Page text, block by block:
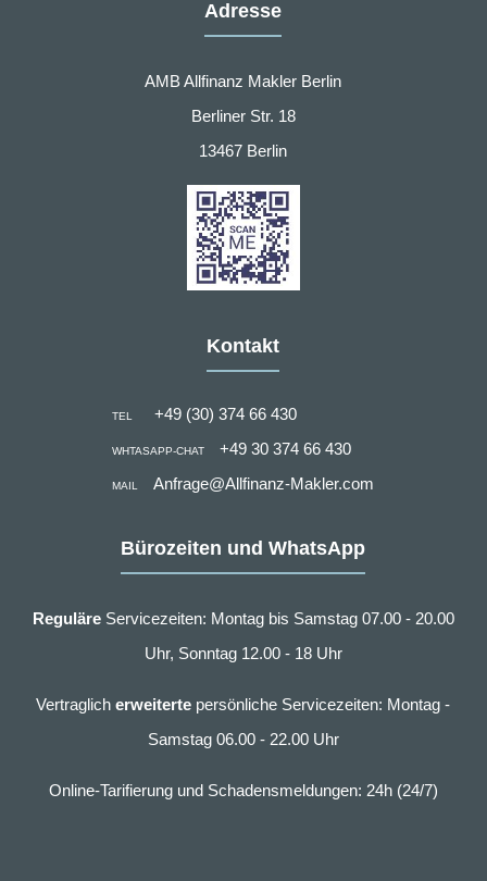
Adresse
AMB Allfinanz Makler Berlin
Berliner Str. 18
13467 Berlin
Kontakt
TEL +49 (30) 374 66 430
WHTASAPP-CHAT +49 30 374 66 430
MAIL Anfrage@Allfinanz-Makler.com
Bürozeiten und WhatsApp
ReguläreServicezeiten: Montag bis Samstag 07.00 - 20.00
Uhr, Sonntag 12.00 - 18 Uhr
Vertraglicherweiterte persönliche Servicezeiten: Montag -
Samstag 06.00 - 22.00 Uhr
Online-Tarifierung und Schadensmeldungen: 24h (24/7)